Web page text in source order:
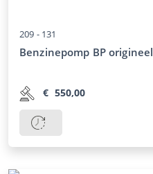
209 - 131
Benzinepomp BP origineel
€ 550,00